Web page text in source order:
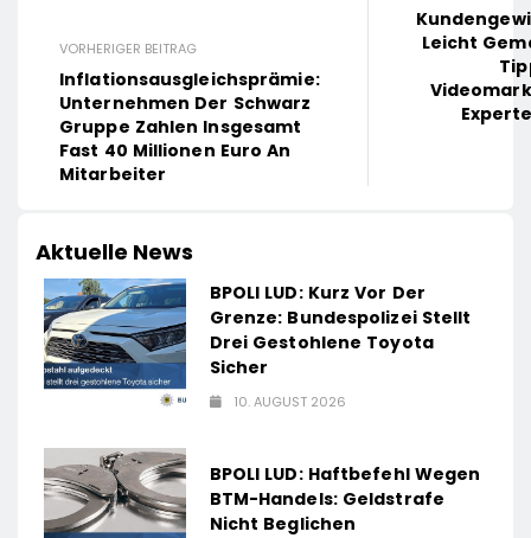
VORHERIGER BEITRAG
Inflationsausgleichsprämie:
Unternehmen Der Schwarz
Gruppe Zahlen Insgesamt
Fast 40 Millionen Euro An
Mitarbeiter
Leicht
Aktuelle News
BPOLI LUD: Kurz Vor Der
Grenze: Bundespolizei Stellt
Drei Gestohlene Toyota
Sicher
10. AUGUST 2026
BPOLI LUD: Haftbefehl Wegen
BTM-Handels: Geldstrafe
Nicht Beglichen